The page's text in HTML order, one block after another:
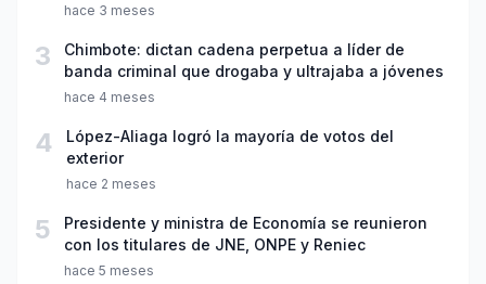
hace 3 meses
3
Chimbote: dictan cadena perpetua a líder de
banda criminal que drogaba y ultrajaba a jóvenes
hace 4 meses
4
López-Aliaga logró la mayoría de votos del
exterior
hace 2 meses
5
Presidente y ministra de Economía se reunieron
con los titulares de JNE, ONPE y Reniec
hace 5 meses